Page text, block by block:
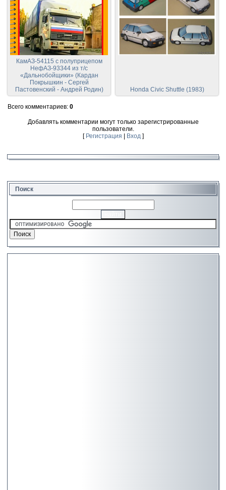
КамАЗ-54115 с полуприцепом
НефАЗ-93344 из т/с
«Дальнобойщики» (Кардан
Покрышкин - Сергей
Пастовенский - Андрей Родин)
Honda Civic Shuttle (1983)
Всего комментариев: 0
Добавлять комментарии могут только зарегистрированные
пользователи.
[ Регистрация Вход]
Поиск